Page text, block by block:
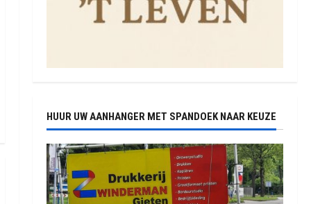
HUUR UW AANHANGER MET SPANDOEK NAAR KEUZE